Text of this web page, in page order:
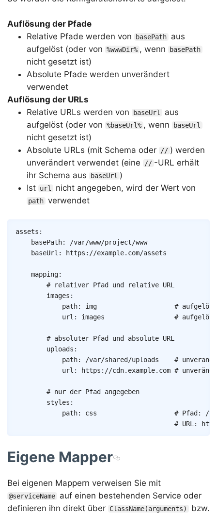
Auflösung der Pfade
Relative Pfade werden von
basePath
aus
aufgelöst (oder von %wwwDir% , wenn basePath
nicht gesetzt ist)
Absolute Pfade werden unverändert
verwendet
Auflösung der URLs
Relative URLs werden von
baseUrl
aus
aufgelöst (oder von %baseUrl% , wenn baseUrl
nicht gesetzt ist)
Absolute URLs (mit Schema oder // ) werden
unverändert verwendet (eine
// -URL erhält
ihr Schema aus
baseUrl )
Ist url nicht angegeben, wird der Wert von
path verwendet
assets :
basePath:
/var/www/project/www
baseUrl : https://example.com/assets
mapping:
# relativer Pfad und relative URL
images :
path: img
#
url : images #
# absoluter Pfad und absolute URL
uploads :
path: /var/shared/uploads
#
url : https://cdn.example.com #
# nur der Pfad angegeben
styles :
path: css
# Pfad: /
# URL:
Eigene Mapper
Bei eigenen Mappern verweisen Sie mit
@serviceName
auf einen bestehenden Service oder
definieren ihn direkt über ClassName(arguments)
bzw.